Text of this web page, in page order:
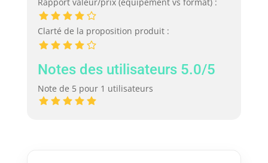
Clarté de la proposition produit :
Notes des utilisateurs 5.0/5
Note de 5 pour 1 utilisateurs